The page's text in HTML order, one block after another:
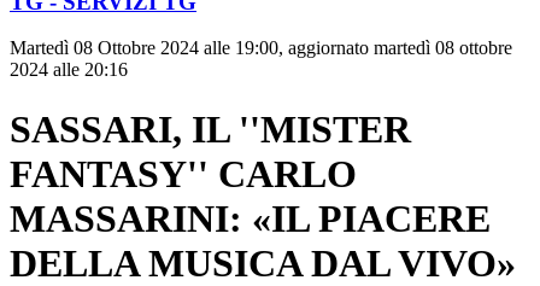
Martedì 08 Ottobre 2024 alle 19:00, aggiornato martedì 08 ottobre
2024 alle 20:16
SASSARI, IL ''MISTER
FANTASY'' CARLO
MASSARINI: «IL PIACERE
DELLA MUSICA DAL VIVO»